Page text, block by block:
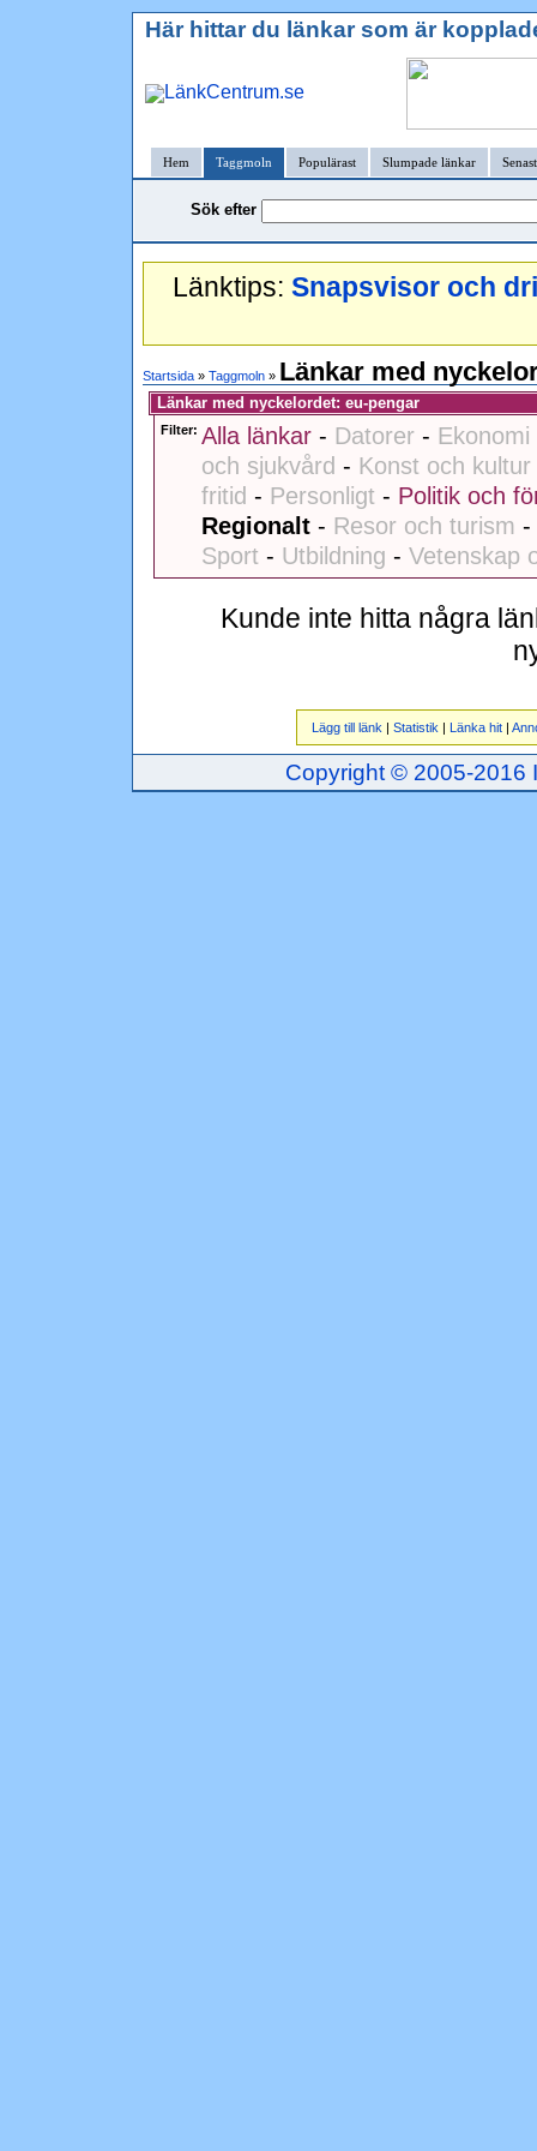
Här hittar du länkar som är
Hem Taggmoln Populärast Slumpade länkar
Sök efter
Länktips: Snapsvisor och
Startsida » Taggmoln » Länkar med
Länkar med nyckelordet: eu-pengar
Filter: Alla länkar - Datorer -
och sjukvård - Konst och kultur
fritid - Personligt - Politik och
Regionalt - Resor och turism -
Sport - Utbildning - Vetenskap
Kunde inte hitta några
Lägg till länk | Statistik | Länka hit|
Copyright © 2005-2016